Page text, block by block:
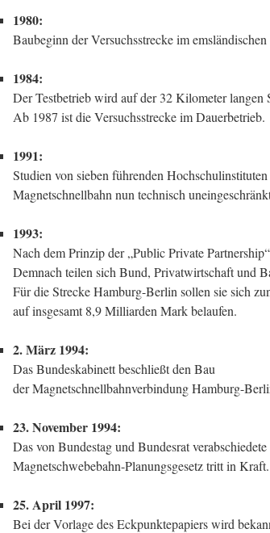
1980:
Baubeginn der Versuchsstrecke im
1984:
Der Testbetrieb wird auf der 32 Kilometer langen
Ab 1987 ist die Versuchsstrecke im Dauerbetrieb.
1991:
Studien von sieben führenden
Magnetschnellbahn nun technisch
1993:
Nach dem Prinzip der „Public Private
Demnach teilen sich Bund, Privatwirtschaft und
Für die Strecke Hamburg-Berlin sollen sie sich
auf insgesamt 8,9 Milliarden Mark belaufen.
2. März 1994:
Das Bundeskabinett beschließt den Bau
der Magnetschnellbahnverbindung Hamburg-
23. November 1994:
Das von Bundestag und Bundesrat verabschiedete
Magnetschwebebahn-Planungsgesetz tritt in Kraft.
25. April 1997:
Bei der Vorlage des Eckpunktepapiers wird